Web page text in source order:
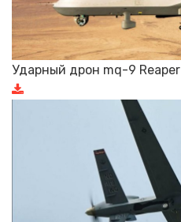
Ударный дрон mq-9 Reaper